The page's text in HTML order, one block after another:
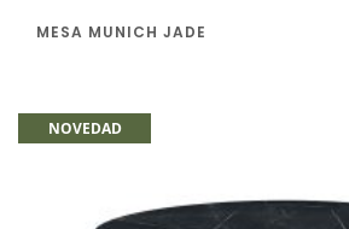
MESA MUNICH JADE
NOVEDAD